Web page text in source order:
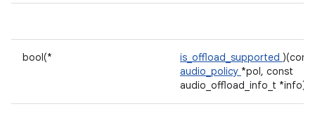
bool(* is_offload_supported
audio_policy *pol, const
audio_offload_info_t *info)